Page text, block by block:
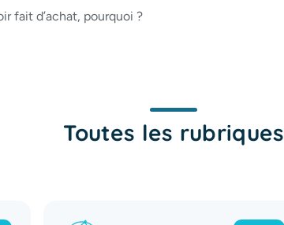
fait d’achat, pourquoi ?
Toutes les rubriques